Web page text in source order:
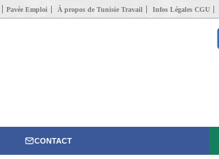
Pavée Emploi À propos de Tunisie Travail Infos Légales CGU
CONTACT